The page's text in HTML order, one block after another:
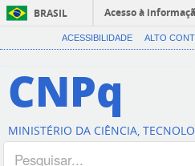
BRASIL
Acesso à
ACESSIBILIDADE ALTO
CNPq
MINISTÉRIO DA CIÊNCIA,